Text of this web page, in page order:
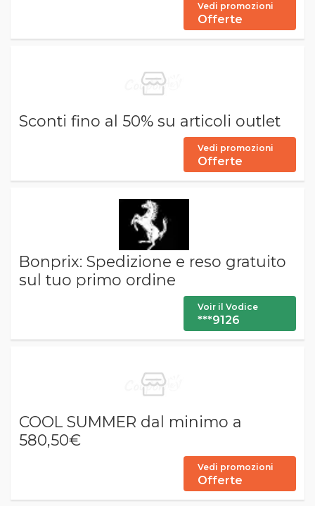
Vedi promozioni
Offerte
Sconti fino al 50% su articoli outlet
Vedi promozioni
Offerte
Bonprix: Spedizione e reso gratuito
sul tuo primo ordine
Voir il Vodice
***9126
COOL SUMMER dal minimo a
580,50€
Vedi promozioni
Offerte